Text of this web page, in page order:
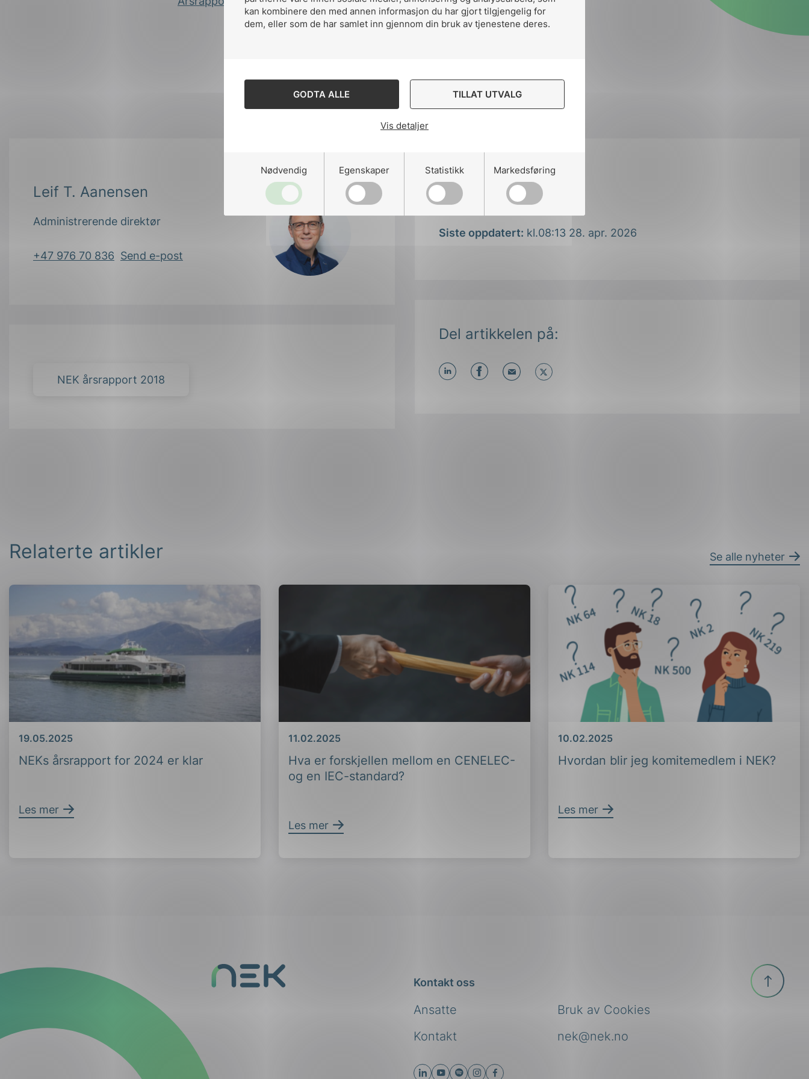
kan kombinere den med annen informasjon du har gjort tilgjengelig for
dem, eller som de har samlet inn gjennom din bruk av tjenestene deres.
GODTA ALLE TILLAT UTVALG
Vis detaljer
Nødvendig Egenskaper Statistikk Markedsføring
Leif T. Aanensen
Administrerende direktør
+47 976 70 836 Send e-post
NEK årsrapport 2018
Publisert av: Arild Kjærnli
Publiserte: 24. mai. 2019
Siste oppdatert: kl.08:13 28. apr. 2026
Del artikkelen på:
Relaterte artikler Se alle nyheter
NEKs årsrapport for 2024 er klar
Dato
19.05.2025
Les mer
Hva er forskjellen mellom en CENELEC-
og en IEC-standard?
Dato
11.02.2025
Les mer
Hvordan blir jeg komitemedlem i NEK?
Dato
10.02.2025
Les mer
Kontakt oss
Ansatte
nek@nek.no
Kontakt
Bruk av Cookies
Til
toppen